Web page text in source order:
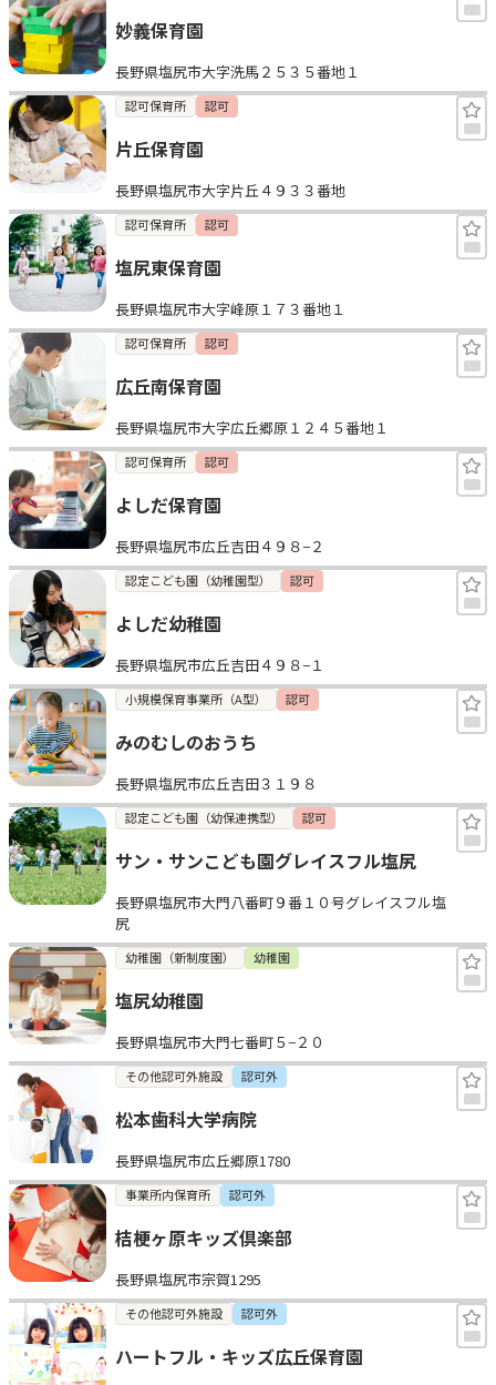
妙義保育園
長野県塩尻市大字洗馬２５３５番地１
認可保育所 認可
片丘保育園
長野県塩尻市大字片丘４９３３番地
認可保育所 認可
塩尻東保育園
長野県塩尻市大字峰原１７３番地１
認可保育所 認可
広丘南保育園
長野県塩尻市大字広丘郷原１２４５番地１
認可保育所 認可
よしだ保育園
長野県塩尻市広丘吉田４９８−２
認定こども園（幼稚園型） 認可
よしだ幼稚園
長野県塩尻市広丘吉田４９８−１
小規模保育事業所（A型） 認可
みのむしのおうち
長野県塩尻市広丘吉田３１９８
認定こども園（幼保連携型） 認可
サン・サンこども園グレイスフル塩尻
長野県塩尻市大門八番町９番１０号グレイスフル塩
尻
幼稚園（新制度園） 幼稚園
塩尻幼稚園
長野県塩尻市大門七番町５−２０
その他認可外施設 認可外
松本歯科大学病院
長野県塩尻市広丘郷原1780
事業所内保育所 認可外
桔梗ヶ原キッズ倶楽部
長野県塩尻市宗賀1295
その他認可外施設 認可外
ハートフル・キッズ広丘保育園